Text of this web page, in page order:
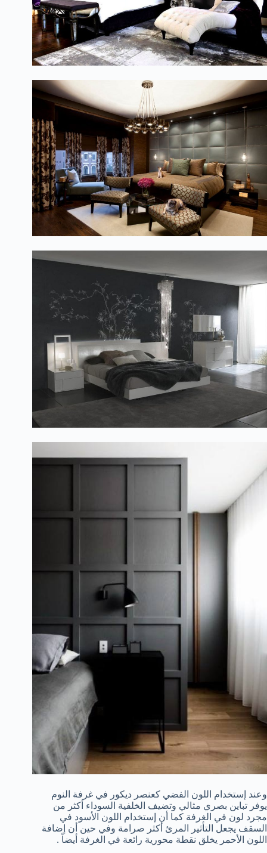
وعند إستخدام اللون الفضي كعنصر ديكور في غرفة النوم
يوفر تباين بصري مثالي وتضيف الخلفية السوداء أكثر من
مجرد لون في الغرفة كما أن إستخدام اللون الأسود في
السقف يجعل التأثير المرئ أكثر صرامة وفي حين أن إضافة
اللون الأحمر يخلق نقطة محورية رائعة في الغرفة أيضاً .